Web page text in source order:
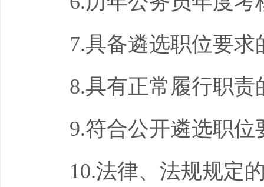
7.具备遴选职位要求
8.具有正常履行职责
9.符合公开遴选职位
10.法律、法规规定的